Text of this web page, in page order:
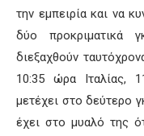
την εμπειρία και να
δύο προκριματικά
διεξαχθούν
10:35 ώρα Ιταλίας,
μετέχει στο δεύτερο
έχει στο μυαλό της